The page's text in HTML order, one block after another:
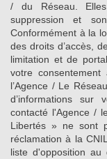
/ du Réseau.
suppression et
Conformément à la
des droits d’accès,
limitation et de
votre
l’Agence / Le
d’informations sur
contacté l'Agence /
Libertés » ne sont
réclamation à la
liste d'opposition